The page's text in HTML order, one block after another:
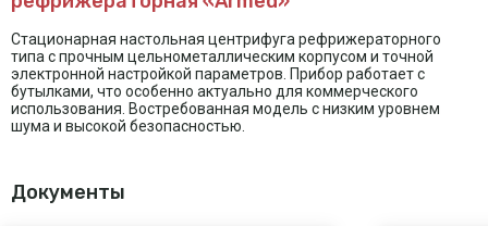
Стационарная настольная центрифуга рефрижераторного
типа с прочным цельнометаллическим корпусом и точной
электронной настройкой параметров. Прибор работает с
бутылками, что особенно актуально для коммерческого
использования. Востребованная модель с низким уровнем
шума и высокой безопасностью.
Документы